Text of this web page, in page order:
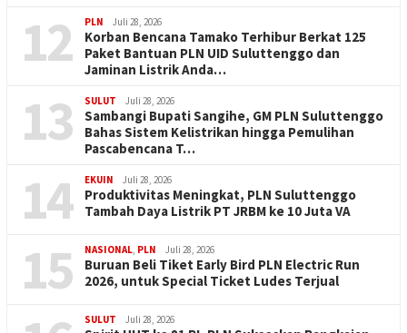
12 PLN Juli 28, 2026
Korban Bencana Tamako Terhibur Berkat 125
Paket Bantuan PLN UID Suluttenggo dan
Jaminan Listrik Anda…
13 SULUT Juli 28, 2026
Sambangi Bupati Sangihe, GM PLN Suluttenggo
Bahas Sistem Kelistrikan hingga Pemulihan
Pascabencana T…
14 EKUIN Juli 28, 2026
Produktivitas Meningkat, PLN Suluttenggo
Tambah Daya Listrik PT JRBM ke 10 Juta VA
15 NASIONAL PLN Juli 28, 2026
Buruan Beli Tiket Early Bird PLN Electric Run
2026, untuk Special Ticket Ludes Terjual
SULUT Juli 28, 2026